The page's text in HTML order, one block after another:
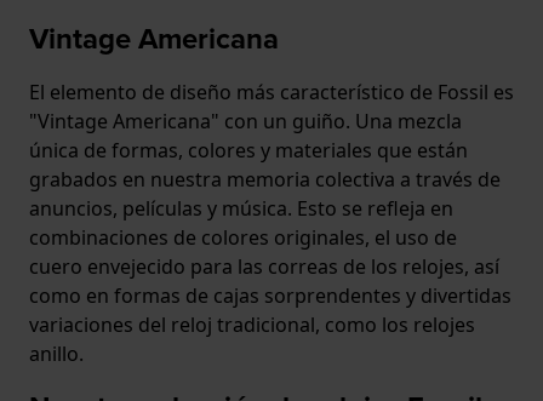
Vintage Americana
El elemento de diseño más característico de Fossil es
"Vintage Americana" con un guiño. Una mezcla
única de formas, colores y materiales que están
grabados en nuestra memoria colectiva a través de
anuncios, películas y música. Esto se refleja en
combinaciones de colores originales, el uso de
cuero envejecido para las correas de los relojes, así
como en formas de cajas sorprendentes y divertidas
variaciones del reloj tradicional, como los relojes
anillo.